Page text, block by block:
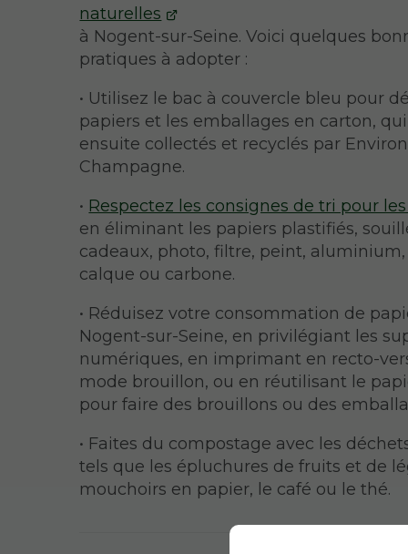
naturelles
à Nogent-sur-Seine. Voici quelques
pratiques à adopter :
• Utilisez le bac à couvercle bleu pour
papiers et les emballages en carton,
ensuite collectés et recyclés par
Champagne.
• Respectez les consignes de tri pour
en éliminant les papiers plastifiés,
cadeaux, photo, filtre, peint,
calque ou carbone.
• Réduisez votre consommation de
Nogent-sur-Seine, en privilégiant les
numériques, en imprimant en recto-
mode brouillon, ou en réutilisant le
pour faire des brouillons ou des
• Faites du compostage avec les
tels que les épluchures de fruits et de
mouchoirs en papier, le café ou le thé.